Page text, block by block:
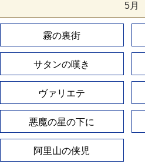
5月
霧の裏街
サタンの嘆き
ヴァリエテ
悪魔の星の下に
阿里山の侠児